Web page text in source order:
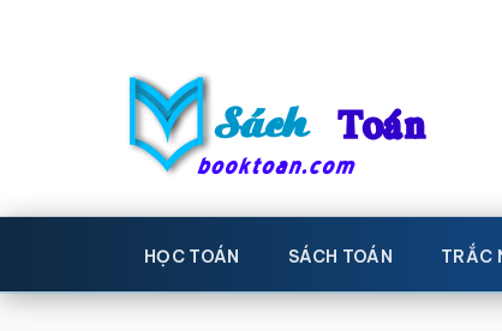
Sách
Toán
Học
toán,
HỌC TOÁN SÁCH TOÁN TRẮC